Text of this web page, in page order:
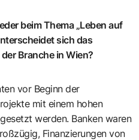
beim Thema „Leben auf
sich das
Branche in Wien?
vor Beginn der
mit einem hohen
werden. Banken waren
Finanzierungen von